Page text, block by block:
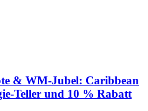
& WM-Jubel: Caribbean
Teller und 10 % Rabatt